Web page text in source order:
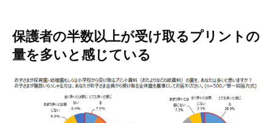
保護者の半数以上が受け取るプリントの
量を多いと感じている